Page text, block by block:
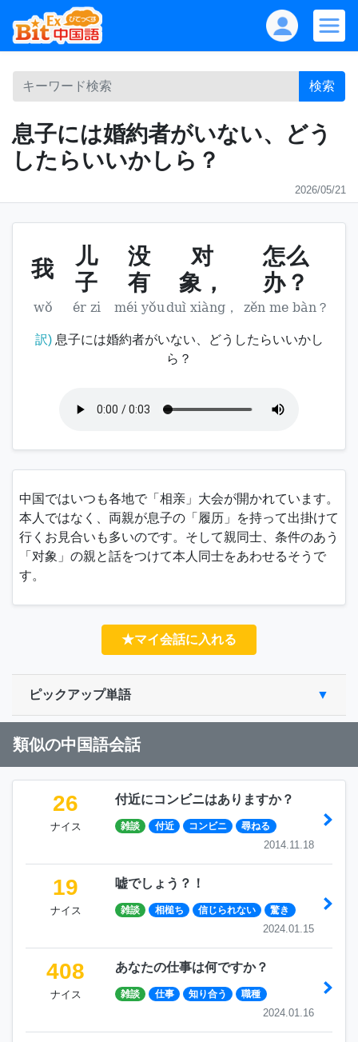
検索
息子には婚約者がいない、どう
したらいいかしら？
2026/05/21
我
儿
子
没
有
对
象，
怎么
办？
wǒ ér zi méi yǒuduì xiàng， zěn me bàn？
訳)息子には婚約者がいない、どうしたらいいかし
ら？
中国ではいつも各地で「 相亲 」大会が開かれています。
本人ではなく、両親が息子の「 履历 」を持って出掛けて
行くお見合いも多いのです。そして親同士、条件のあう
「 对象 」の親と話をつけて本人同士をあわせるそうで
す。
★マイ会話に入れる
ピックアップ単語
類似の中国語会話
26
ナイス
付近にコンビニはありますか？
雑談 付近 コンビニ 尋ねる
2014.11.18
19
ナイス
嘘でしょう？！
雑談 相槌ち 信じられない 驚き
2024.01.15
408
ナイス
あなたの仕事は何ですか？
雑談 仕事 知り合う 職種
2024.01.16